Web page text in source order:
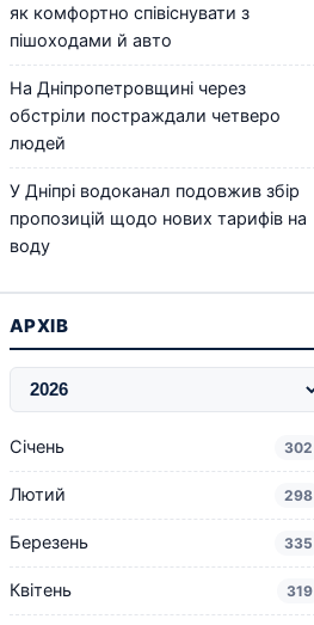
як комфортно співіснувати з
пішоходами й авто
На Дніпропетровщині через
обстріли постраждали четверо
людей
У Дніпрі водоканал подовжив збір
пропозицій щодо нових тарифів на
воду
АРХІВ
Січень 302
Лютий 298
Березень 335
Квітень 319